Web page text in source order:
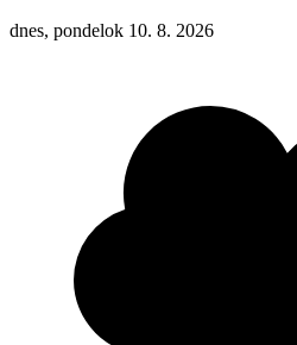
dnes, pondelok 10. 8. 2026